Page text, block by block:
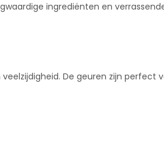
ingrediënten en
De geuren zijn perfect